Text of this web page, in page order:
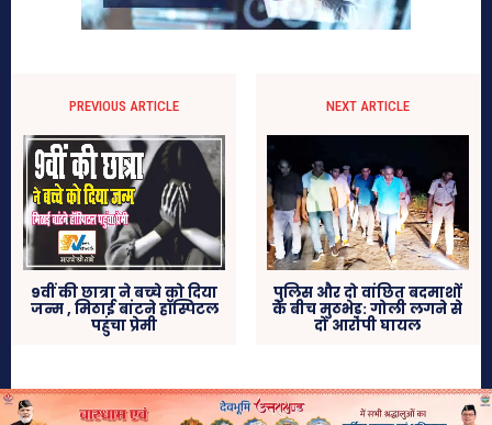
PREVIOUS ARTICLE
9वीं की छात्रा ने बच्‍चे को दिया
जन्‍म , मिठाई बांटने हॉस्पिटल
पहुंचा प्रेमी
NEXT ARTICLE
पुलिस और दो वांछित बदमाशों
के बीच मुठभेड़: गोली लगने से
दो आरोपी घायल